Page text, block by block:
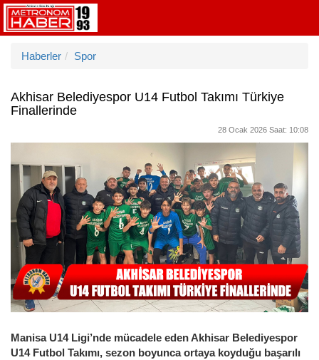
Haberler Spor
Akhisar Belediyespor U14 Futbol Takımı Türkiye
Finallerinde
28 Ocak 2026 Saat: 10:08
Manisa U14 Ligi’nde mücadele eden Akhisar Belediyespor
U14 Futbol Takımı, sezon boyunca ortaya koyduğu başarılı